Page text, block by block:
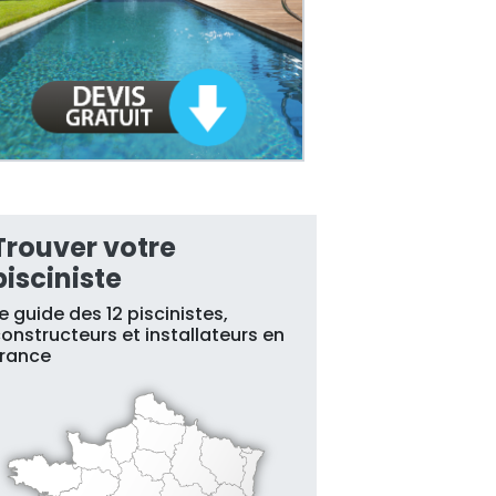
votre
guide des 12 piscinistes,
et installateurs en